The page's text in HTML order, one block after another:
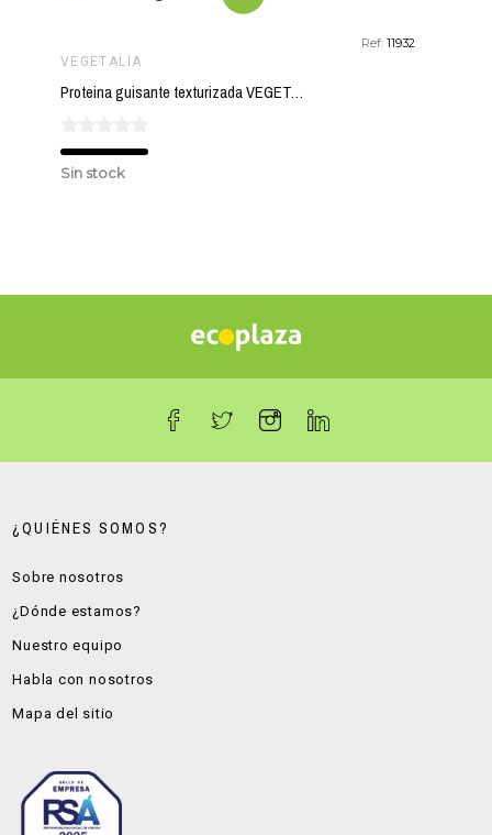
Ref:11932
VEGETALIA
Proteina guisante texturizada VEGETALIA 250 gr
Sin stock
¿QUIÉNES SOMOS?
Sobre nosotros
¿Dónde estamos?
Nuestro equipo
Habla con nosotros
Mapa del sitio